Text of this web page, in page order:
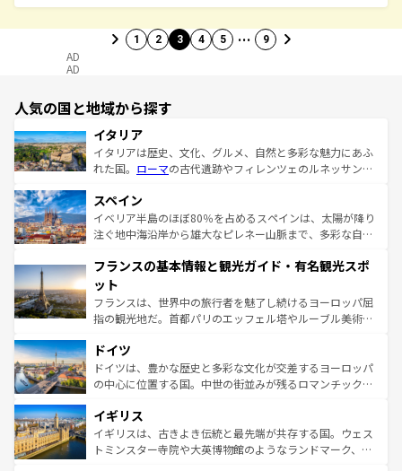
1 2 3 4 5 … 9
AD
AD
人気の国と地域から探す
イタリア
イタリアは歴史、文化、グルメ、自然と多彩な魅力にあふ
れた国。 ローマの古代遺跡やフィレンツェのルネッサンス
ろん、トスカーナの美しい田園風景やアマルフィ海岸の絶
景など、自然景観も見逃せない。観光の合間には、本場の
ピザやパスタなど、絶品のイタリア料理を堪能することも
ませてくれるイタリアで、忘れられない旅をしてみよう！
なお、新着のイタリア情報は
しい。
スペイン
イベリア半島のほぼ80％を占めるスペインは、太陽が降り
注ぐ地中海沿岸から雄大なピレネー山脈まで、多彩な自然
文化が根付くこの国では、情熱的なフラメンコ、熱気あふ
れる闘牛、そして美味しいタパスが生活の一部となってい
る。首都マドリードの洗練された雰囲気や、バルセロナの
アートに溢れた街角から、地方では古代ローマ遺跡や中世
せる。地方によって風土や気候が異なるスペインはその個
性で訪れる人を魅了する。 なお、新着のスペイン情報は コ
ンテンツ一覧を参照してほしい。
フランスの基本情報と観光ガイド・有名観光スポ
ット
フランスは、世界中の旅行者を魅了し続けるヨーロッパ屈
指の観光地だ。首都パリのエッフェル塔やルーブル美術館
で、幅広い魅力が詰まっている。華麗な宮殿、歴史的な大
聖堂、美しいビーチ、そして豊かな自然が、訪れる者を心
から魅了する。また、フランスは美食の国としても知ら
いる。シャンパンの発祥地であるランス、プロヴァンスの
香り高いラベンダー畑など、多彩な楽しみ方が可能だ。さ
らに、パリ以外の地域にも魅力が溢れており、どの街角に
ドイツ
ドイツは、豊かな歴史と多彩な文化が交差するヨーロッパ
の中心に位置する国。中世の街並みが残るロマンチック街
顔を持つこの国は、どこを歩いても飽きることがない。ベ
ルリンの文化的活気、バイエルン州のアルプスの絶景、そ
してライン川沿いのワイン畑といった風景は必見。ビール
イギリス
イギリスは、古きよき伝統と最先端が共存する国。ウェス
トミンスター寺院や大英博物館のようなランドマーク、歴